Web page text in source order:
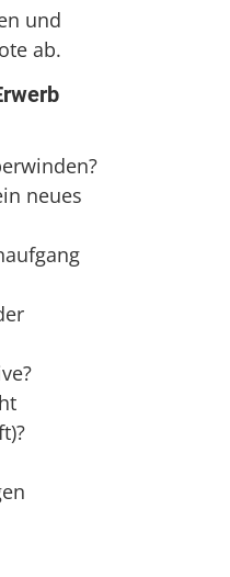
und
ab.
neues